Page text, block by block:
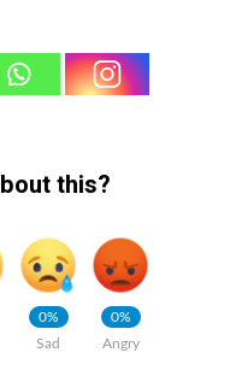
this?
0%
Sad
0%
Angry